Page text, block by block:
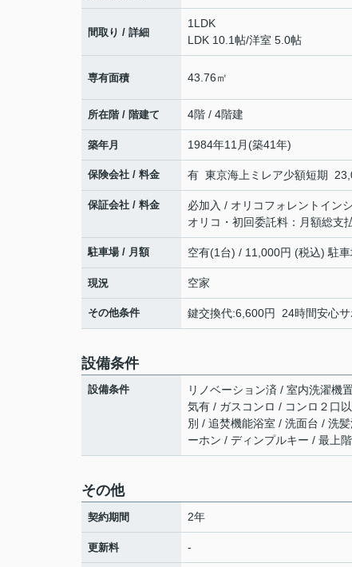
間取り / 詳細
1LDK
LDK 10.1帖/洋室 5.0帖
専有面積 43.76㎡
所在階 / 階建て 4階 / 4階建
築年月 1984年11月(築41年)
保険会社 / 料金 有 東京海上ミレア少額短期
保証会社 / 料金
必加入 / オリコフォレントイン
オリコ・初回委託料：月額総支
駐車場 / 月額 空有(1台) / 11,000円 (税込) 駐
現況 空家
その他条件 鍵交換代:6,600円 24時間安心サ
設備条件
設備条件
リノベーション済 / 室内洗濯機
気有 / ガスコンロ / コンロ２口
別 / 追焚機能浴室 / 洗面台 / 洗
ーホン / ディンプルキー / 最上
その他
契約期間 2年
更新料 -